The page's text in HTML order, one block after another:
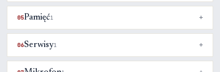
05Pamięć1
06Serwisy1